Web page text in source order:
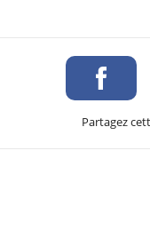
Partagez